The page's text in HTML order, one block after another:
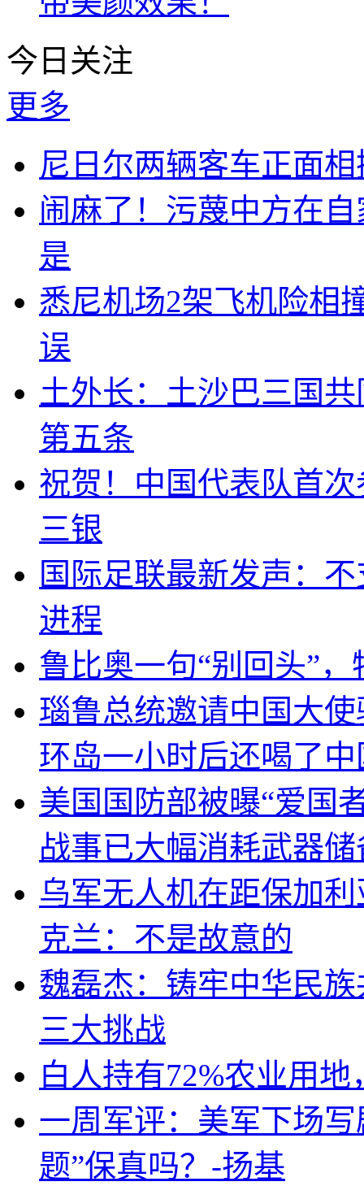
今日关注
更多
尼日尔两辆客车正面
闹麻了！污蔑中方在
是
悉尼机场2架飞机险相
误
土外长：土沙巴三国
第五条
祝贺！中国代表队首
三银
国际足联最新发声：
进程
鲁比奥一句“别回头”
瑙鲁总统邀请中国大
环岛一小时后还喝了
美国国防部被曝“爱国
战事已大幅消耗武器储
乌军无人机在距保加
克兰：不是故意的
魏磊杰：铸牢中华民
三大挑战
白人持有72%农业用
一周军评：美军下场
题”保真吗？-扬基